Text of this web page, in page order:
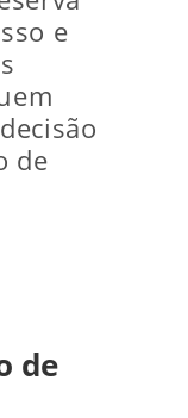
e
de
de